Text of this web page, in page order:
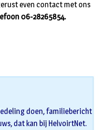
even contact met ons
06-28265854.
doen, familiebericht
dat kan bij HelvoirtNet.